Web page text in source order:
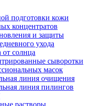
подготовки кожи
концентратов
и защиты
ухода
солнца
сыворотки
масок
линия очищения
линия пилингов
растворы